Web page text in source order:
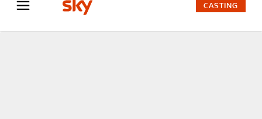
FACTOR
CASTING